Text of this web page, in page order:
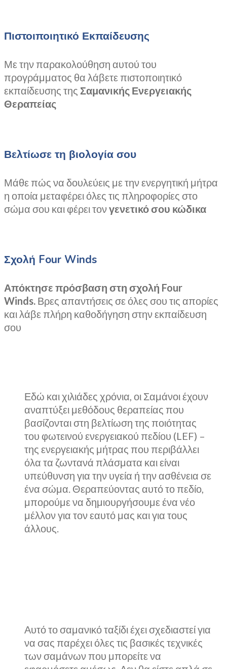
Πιστοιποιητικό Εκπαίδευσης
Με την παρακολούθηση αυτού του
προγράμματος θα λάβετε πιστοποιητικό
εκπαίδευσης της Σαμανικής Ενεργειακής
Θεραπείας
Βελτίωσε τη βιολογία σου
Μάθε πώς να δουλεύεις με την ενεργητική μήτρα
η οποία μεταφέρει όλες τις πληροφορίες στο
σώμα σου και φέρει τονγενετικό σου κώδικα
Σχολή Four Winds
Απόκτησε πρόσβαση στη σχολή Four
Winds. Βρες απαντήσεις σε όλες σου τις απορίες
και λάβε πλήρη καθοδήγηση στην εκπαίδευση
σου
Εδώ και χιλιάδες χρόνια, οι Σαμάνοι έχουν
αναπτύξει μεθόδους θεραπείας που
βασίζονται στη βελτίωση της ποιότητας
του φωτεινού ενεργειακού πεδίου (LEF) –
της ενεργειακής μήτρας που περιβάλλει
όλα τα ζωντανά πλάσματα και είναι
υπεύθυνση για την υγεία ή την ασθένεια σε
ένα σώμα. Θεραπεύοντας αυτό το πεδίο,
μπορούμε να δημιουργήσουμε ένα νέο
μέλλον για τον εαυτό μας και για τους
άλλους.
Αυτό το σαμανικό ταξίδι έχει σχεδιαστεί για
να σας παρέχει όλες τις βασικές τεχνικές
των σαμάνων που μπορείτε να